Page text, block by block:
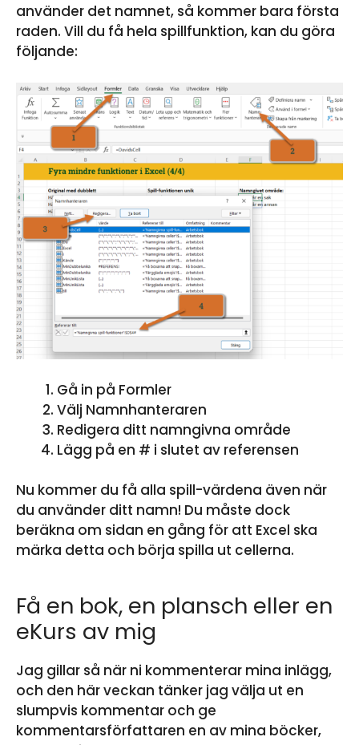
använder det namnet, så kommer bara första
raden. Vill du få hela spillfunktion, kan du göra
följande:
Gå in på Formler
Välj Namnhanteraren
Redigera ditt namngivna område
Lägg på en # i slutet av referensen
Nu kommer du få alla spill-värdena även när
du använder ditt namn! Du måste dock
beräkna om sidan en gång för att Excel ska
märka detta och börja spilla ut cellerna.
Få en bok, en plansch eller en
eKurs av mig
Jag gillar så när ni kommenterar mina inlägg,
och den här veckan tänker jag välja ut en
slumpvis kommentar och ge
kommentarsförfattaren en av mina böcker,